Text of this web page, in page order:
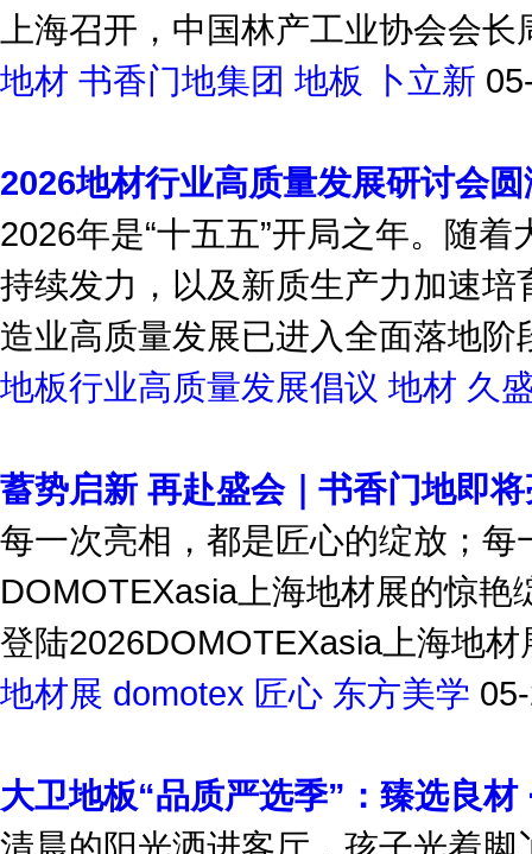
上海召开，中国林产工业协会会
地材
书香门地集团 地板 卜立新
2026地材行业高质量发展研讨会
2026年是“十五五”开局之年。随
持续发力，以及新质生产力加速培
造业高质量发展已进入全面落地阶
地板行业高质量发展倡议
地材 久
蓄势启新 再赴盛会｜书香门地即
每一次亮相，都是匠心的绽放；
DOMOTEXasia上海地材展的惊
登陆2026DOMOTEXasia上海地
地材展
匠心 东方美学
大卫地板“品质严选季”：臻选良材